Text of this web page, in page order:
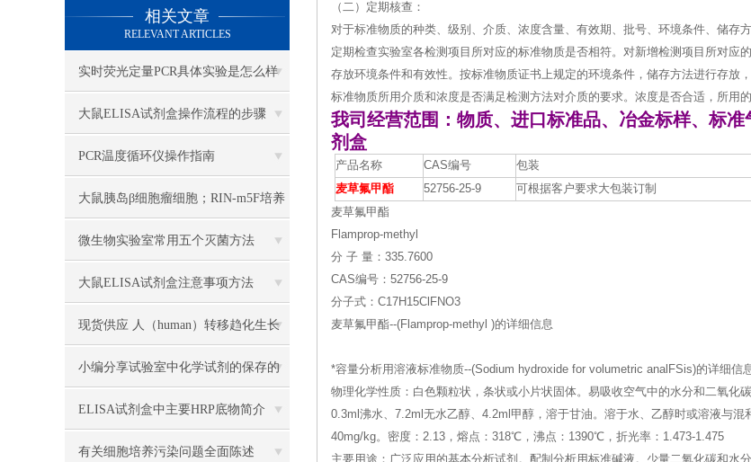
相关文章
RELEVANT ARTICLES
实时荧光定量PCR具体实验是怎么样
做的？
大鼠ELISA试剂盒操作流程的步骤
PCR温度循环仪操作指南
大鼠胰岛β细胞瘤细胞；RIN-m5F培养
操作说明
微生物实验室常用五个灭菌方法
大鼠ELISA试剂盒注意事项方法
现货供应 人（human）转移趋化生长
因子β1（TGF-β1） 说明书
小编分享试验室中化学试剂的保存的
方法
ELISA试剂盒中主要HRP底物简介
有关细胞培养污染问题全面陈述
（二）定期核查：
对于标准物质的种类、级别、介质、浓度含量、有效期、批号、环境条件、储存
定期检查实验室各检测项目所对应的标准物质是否相符。对新增检测项目所对应
存放环境条件和有效性。按标准物质证书上规定的环境条件，储存方法进行存放
标准物质所用介质和浓度是否满足检测方法对介质的要求。浓度是否合适，所用
我司经营范围：物质、进口标准品、冶金标样、标
剂盒
产品名称 CAS编号
包装
麦草氟甲酯
52756-25-9
可根据客户要求大包装订制
麦草氟甲酯
Flamprop-methyl
分 子 量：335.7600
CAS编号：52756-25-9
分子式：C17H15ClFNO3
麦草氟甲酯--(Flamprop-methyl )的详细信息
*容量分析用溶液标准物质--(Sodium hydroxide for volumetric analFSis)的详细信
物理化学性质：白色颗粒状，条状或小片状固体。易吸收空气中的水分和二氧化
0.3ml沸水、7.2ml无水乙醇、4.2ml甲醇，溶于甘油。溶于水、乙醇时或溶液与
40mg/kg。密度：2.13，熔点：318℃，沸点：1390℃，折光率：1.473-1.475
主要用途：广泛应用的基本分析试剂。配制分析用标准碱液。少量二氧化碳和